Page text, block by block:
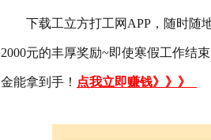
下载工立方打工网APP，随时随
2000元的丰厚奖励~即使寒假工作结
金能拿到手！ 点我立即赚钱》》》